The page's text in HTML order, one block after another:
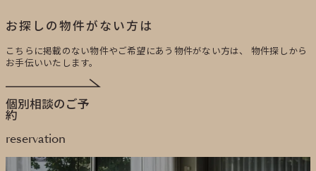
お探しの物件がない方は
こちらに掲載のない物件やご希望にあう物件がない方は、 物件探しから
お手伝いいたします。
個別相談のご予
約
reservation